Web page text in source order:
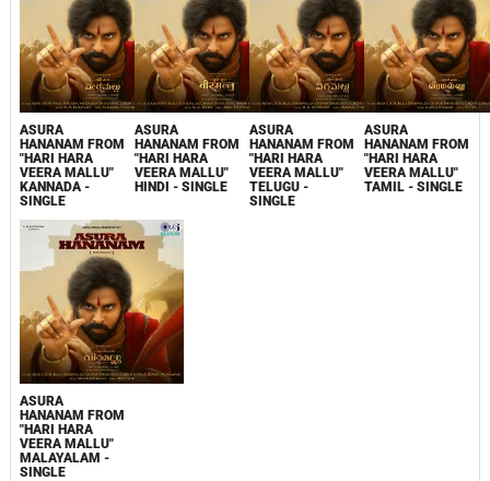
ASURA
HANANAM FROM
"HARI HARA
VEERA MALLU"
KANNADA -
SINGLE
ASURA
HANANAM FROM
"HARI HARA
VEERA MALLU"
HINDI - SINGLE
ASURA
HANANAM FROM
"HARI HARA
VEERA MALLU"
TELUGU -
SINGLE
ASURA
HANANAM FROM
"HARI HARA
VEERA MALLU"
TAMIL - SINGLE
ASURA
HANANAM FROM
"HARI HARA
VEERA MALLU"
MALAYALAM -
SINGLE